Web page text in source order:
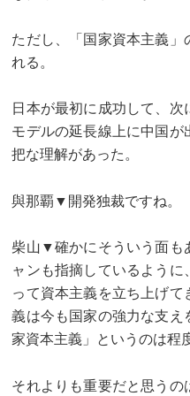
ただし、「国家資本主義
れる。
日本が最初に成功して、
モデルの延長線上に中国
把な理解があった。
與那覇▼開発独裁ですね。
柴山▼確かにそういう面も
ャンも指摘しているように
って資本主義を立ち上げ
義は今も国家の強力な支え
家資本主義」というのは程
それよりも重要だと思うの